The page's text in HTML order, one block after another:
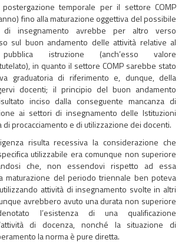
temporale per il settore COMP
fino alla maturazione oggettiva del possibile
di insegnamento avrebbe per altro verso
sul buon andamento delle attività relative al
istruzione (anch’esso valore
in quanto il settore COMP sarebbe stato
graduatoria di riferimento e, dunque, della
docenti; il principio del buon andamento
inciso dalla conseguente mancanza di
ai settori di insegnamento delle Istituzioni
di procacciamento e di utilizzazione dei docenti.
risulta recessiva la considerazione che
utilizzabile era comunque non superiore
che, non essendovi rispetto ad essa
maturazione del periodo triennale ben poteva
attività di insegnamento svolte in altri
avrebbero avuto una durata non superiore
l’esistenza di una qualificazione
di docenza, nonché la situazione di
la norma è pure diretta.